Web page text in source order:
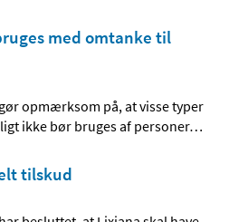
med omtanke til
opmærksom på, at visse typer
ikke bør bruges af personer…
tilskud